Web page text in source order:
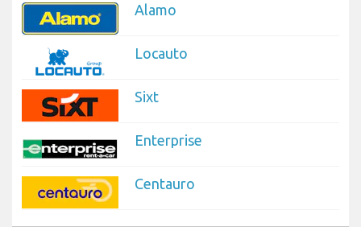
Alamo
Locauto
Sixt
Enterprise
Centauro